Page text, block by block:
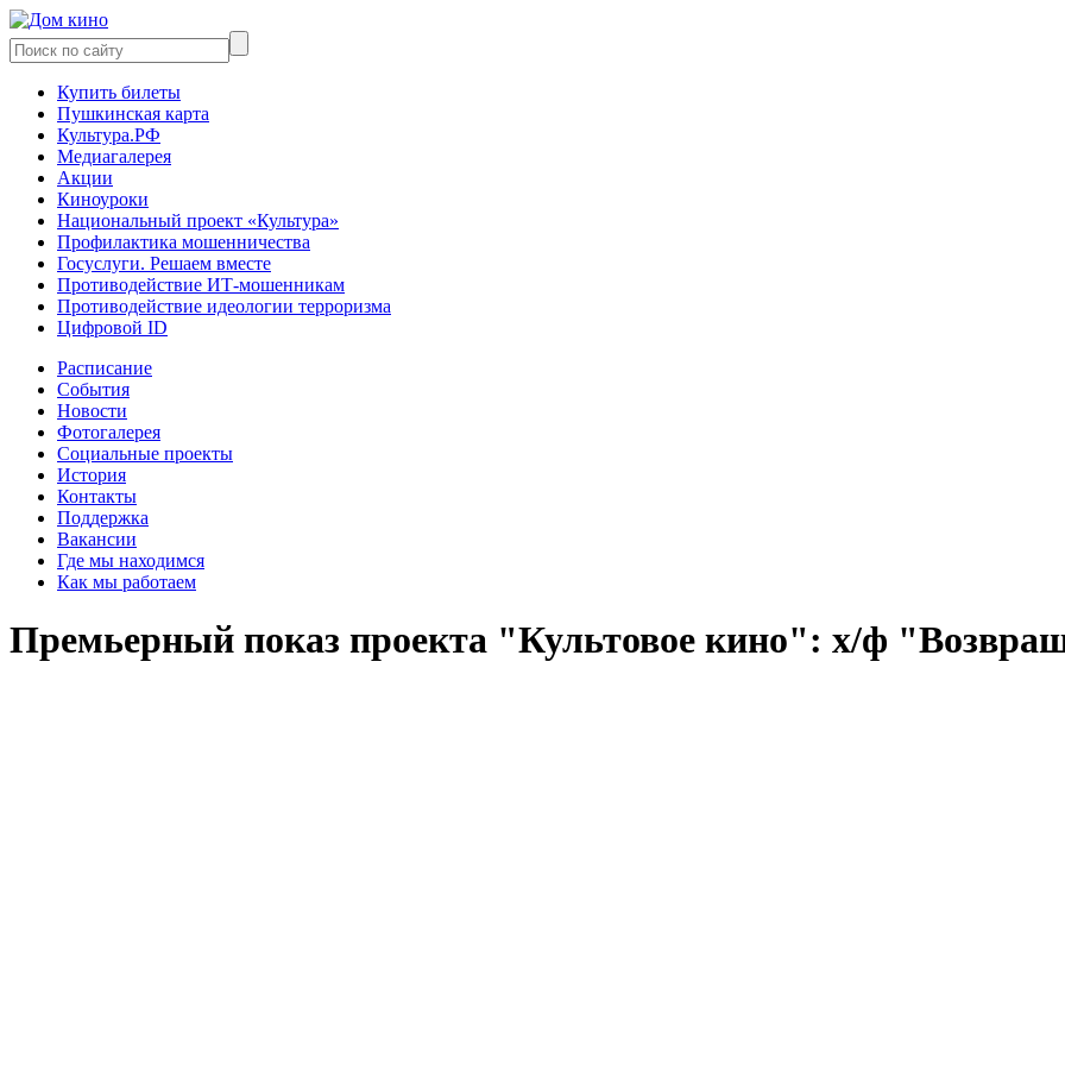
Купить билеты
Пушкинская карта
Культура.РФ
Медиагалерея
Акции
Киноуроки
Национальный проект «Культура»
Профилактика мошенничества
Госуслуги. Решаем вместе
Противодействие ИТ-мошенникам
Противодействие идеологии терроризма
Цифровой ID
Расписание
События
Новости
Фотогалерея
Социальные проекты
История
Контакты
Поддержка
Вакансии
Где мы находимся
Как мы работаем
Премьерный показ проекта "Культовое кино": х/ф